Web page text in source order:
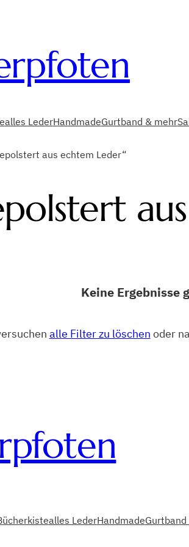
alles LederHandmadeGurtband & mehr
aus echtem Leder“
Keine Ergebnisse
alle Filter zu löschen oder
alles LederHandmade